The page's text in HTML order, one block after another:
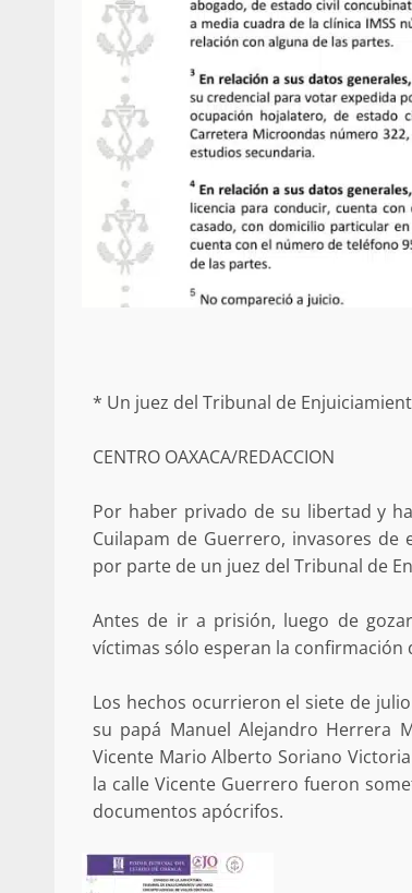
* Un juez del Tribunal de
CENTRO OAXACA/REDACCION
Por haber privado de su libertad y
Cuilapam de Guerrero, invasores
por parte de un juez del Tribunal de
Antes de ir a prisión, luego de
víctimas sólo esperan la confirmación
Los hechos ocurrieron el siete de
su papá Manuel Alejandro Herrera
Vicente Mario Alberto Soriano
la calle Vicente Guerrero fueron
documentos apócrifos.
Secretaría
presencia
admin 20 julio
Despliega
para
búsqueda de
admin 17